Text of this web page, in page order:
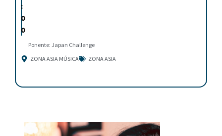
:
0
0
Ponente: Japan Challenge
ZONA ASIA MÚSICA
ZONA ASIA